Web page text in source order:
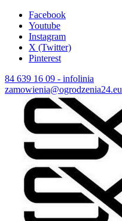
Facebook
Youtube
Instagram
X (Twitter)
Pinterest
84 639 16 09 - infolinia
zamowienia@ogrodzenia24.eu